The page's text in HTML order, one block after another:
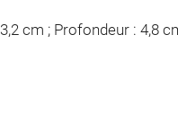
cm ; Profondeur : 4,8